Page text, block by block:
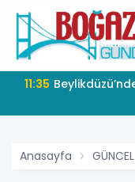
11:35
Anasayfa GÜNCEL